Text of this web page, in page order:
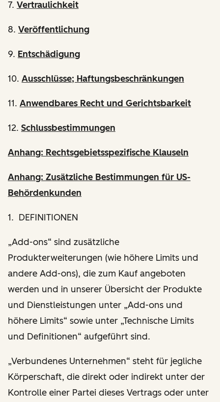
7. Vertraulichkeit
8. Veröffentlichung
9. Entschädigung
10. Ausschlüsse; Haftungsbeschränkungen
11. Anwendbares Recht und Gerichtsbarkeit
12. Schlussbestimmungen
Anhang: Rechtsgebietsspezifische Klauseln
Anhang: Zusätzliche Bestimmungen für US-
Behördenkunden
1. DEFINITIONEN
„Add-ons“ sind zusätzliche
Produkterweiterungen (wie höhere Limits und
andere Add-ons), die zum Kauf angeboten
werden und in unserer Übersicht der Produkte
und Dienstleistungen unter „Add-ons und
höhere Limits“ sowie unter „Technische Limits
und Definitionen“ aufgeführt sind.
„Verbundenes Unternehmen“ steht für jegliche
Körperschaft, die direkt oder indirekt unter der
Kontrolle einer Partei dieses Vertrags oder unter